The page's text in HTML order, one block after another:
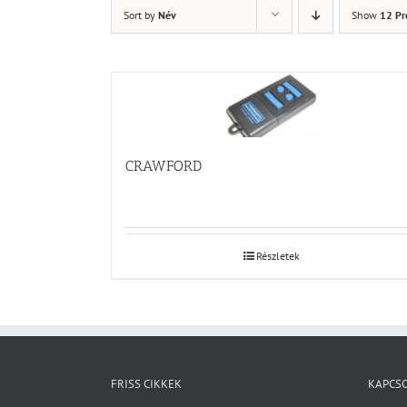
Sort by Név Show 12
CRAWFORD
Részletek
FRISS CIKKEK